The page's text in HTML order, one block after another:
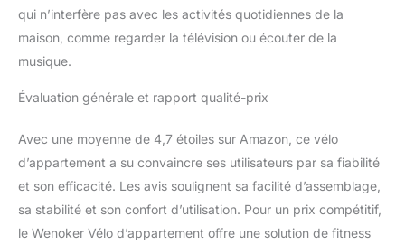
qui n’interfère pas avec les activités quotidiennes de la
maison, comme regarder la télévision ou écouter de la
musique.
Évaluation générale et rapport qualité-prix
Avec une moyenne de 4,7 étoiles sur Amazon, ce vélo
d’appartement a su convaincre ses utilisateurs par sa fiabilité
et son efficacité. Les avis soulignent sa facilité d’assemblage,
sa stabilité et son confort d’utilisation. Pour un prix compétitif,
le Wenoker Vélo d’appartement offre une solution de fitness